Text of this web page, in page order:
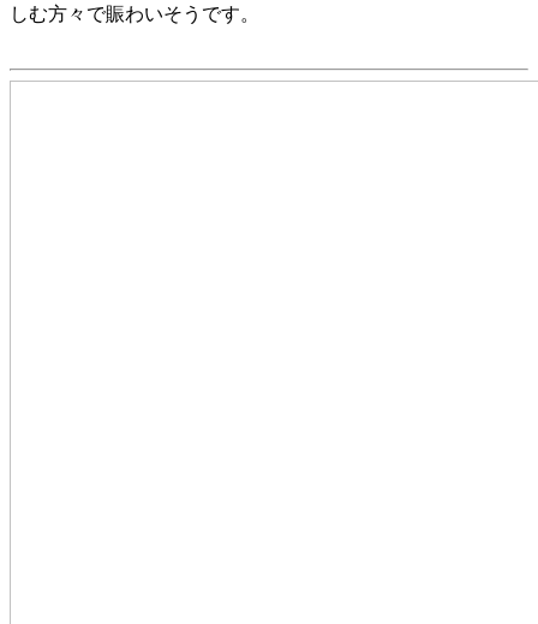
しむ方々で賑わいそうです。